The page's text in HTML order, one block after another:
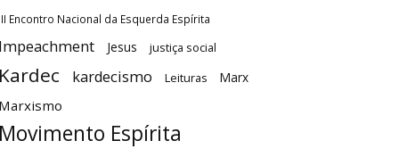
Encontro Nacional da Esquerda Espírita
Jesus justiça social
kardecismo Leituras Marx
Espírita